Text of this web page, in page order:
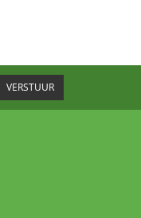
VERSTUUR